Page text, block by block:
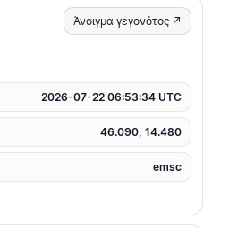
Άνοιγμα γεγονότος ↗
2026-07-22 06:53:34 UTC
46.090, 14.480
emsc